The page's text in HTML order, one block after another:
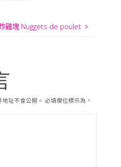
炸雞塊 Nuggets de poulet
址不會公開。 必填欄位標示為 *